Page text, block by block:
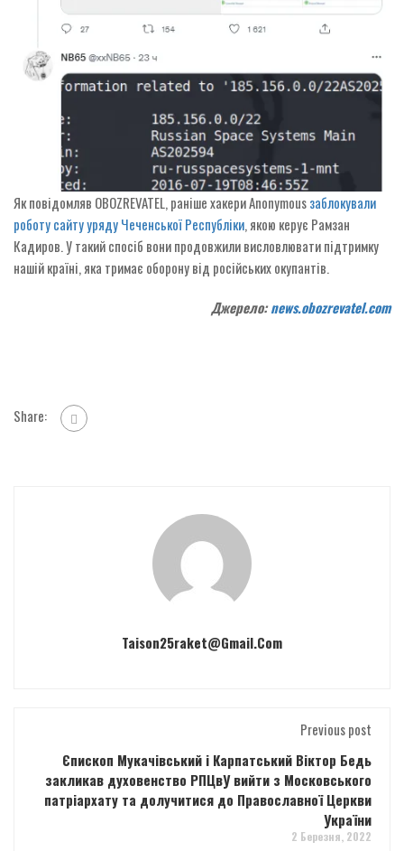
Як повідомляв OBOZREVATEL, раніше хакери Anonymousзаблокували
роботу сайту уряду Чеченської Республіки, якою керує Рамзан
Кадиров. У такий спосіб вони продовжили висловлювати підтримку
нашій країні, яка тримає оборону від російських окупантів.
Джерело:news.obozrevatel.com
Share:
Taison25raket@gmail.com
Previous post
Єпископ Мукачівський і Карпатський Віктор Бедь
закликав духовенство РПЦвУ вийти з Московського
патріархату та долучитися до Православної Церкви
України
2 Березня, 2022